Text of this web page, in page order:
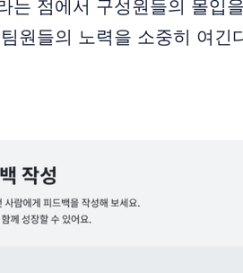
는 점에서 구성원들의 몰입
원들의 노력을 소중히 여긴